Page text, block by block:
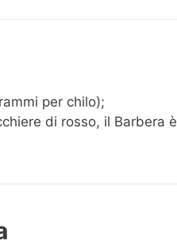
per chilo);
di rosso, il Barbera è